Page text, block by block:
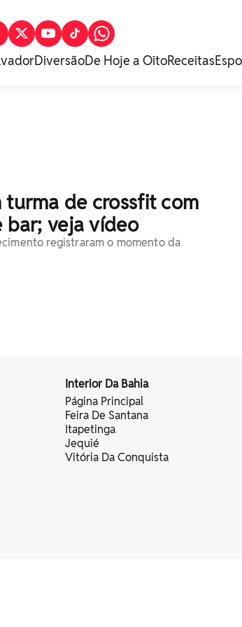
DiversãoDe Hoje a OitoReceitas
de crossfit com
bar; veja vídeo
registraram o momento da
Interior Da Bahia
Página Principal
Feira De Santana
Itapetinga
Jequié
Vitória Da Conquista